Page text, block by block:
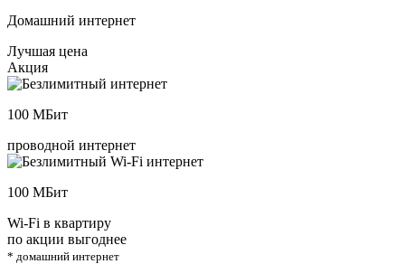
Домашний интернет
Лучшая цена
Акция
100 МБит
проводной интернет
100 МБит
Wi-Fi в квартиру
по акции выгоднее
* домашний интернет